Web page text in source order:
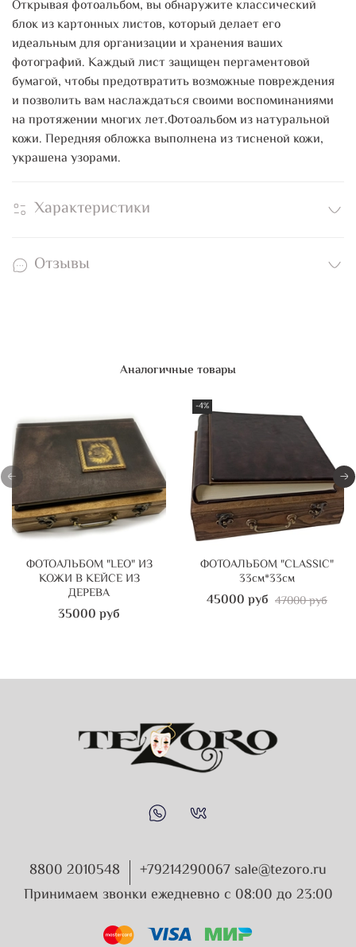
Открывая фотоальбом, вы обнаружите классический
блок из картонных листов, который делает его
идеальным для организации и хранения ваших
фотографий. Каждый лист защищен пергаментовой
бумагой, чтобы предотвратить возможные повреждения
и позволить вам наслаждаться своими воспоминаниями
на протяжении многих лет.Фотоальбом из натуральной
кожи. Передняя обложка выполнена из тисненой кожи,
украшена узорами.
Характеристики
Отзывы
Аналогичные товары
ФОТОАЛЬБОМ "LEO" ИЗ
КОЖИ В КЕЙСЕ ИЗ
ДЕРЕВА
35000 руб
-4%
ФОТОАЛЬБОМ "CLASSIC"
33см*33см
45000 руб 47000 руб
8800 2010548
+79214290067 sale@tezoro.ru
Принимаем звонки ежедневно с 08:00 до 23:00